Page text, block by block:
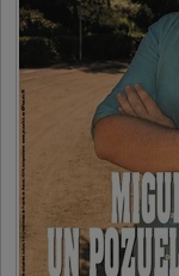
solamente jóvenes
Pozuelo de Alarcón
Pozuelo
obras …
Donde pueden
la vivienda asequible .
Pozuelo de